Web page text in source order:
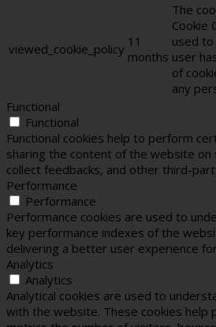
viewed_cookie_policy 11
months
The
Cookie
used
user
of
any
Functional
Functional
Functional cookies help to perform
sharing the content of the website on
collect feedbacks, and other third-
Performance
Performance
Performance cookies are used to
key performance indexes of the
delivering a better user experience
Analytics
Analytics
Analytical cookies are used to
with the website. These cookies help